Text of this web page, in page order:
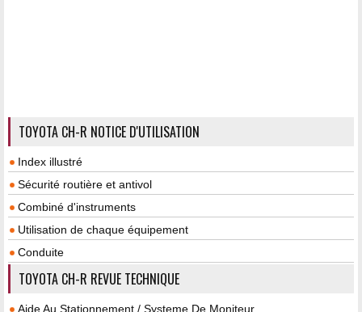
TOYOTA CH-R NOTICE D'UTILISATION
Index illustré
Sécurité routière et antivol
Combiné d'instruments
Utilisation de chaque équipement
Conduite
TOYOTA CH-R REVUE TECHNIQUE
Aide Au Stationnement / Systeme De Moniteur